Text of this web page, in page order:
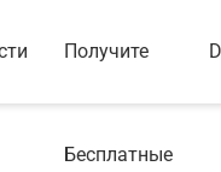
Получите
Бесплатные